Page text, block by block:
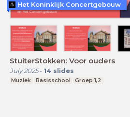
StuiterStokken: Voor ouders
July 2025- 14 slides
Muziek Basisschool Groep 1,2
Het Koninklijk Concertgebouw